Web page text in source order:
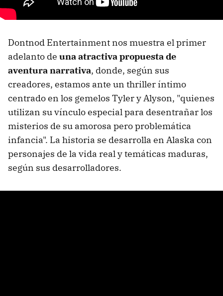
Dontnod Entertainment nos muestra el primer
adelanto de una atractiva propuesta de
aventura narrativa, donde, según sus
creadores, estamos ante un thriller íntimo
centrado en los gemelos Tyler y Alyson, "quienes
utilizan su vínculo especial para desentrañar los
misterios de su amorosa pero problemática
infancia". La historia se desarrolla en Alaska con
personajes de la vida real y temáticas maduras,
según sus desarrolladores.